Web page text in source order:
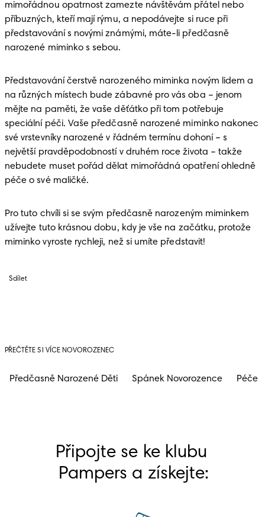
mimořádnou opatrnost zamezte návštěvám přátel nebo
příbuzných, kteří mají rýmu, a nepodávejte si ruce při
představování s novými známými, máte-li předčasně
narozené miminko s sebou.
Představování čerstvě narozeného miminka novým lidem a
na různých místech bude zábavné pro vás oba – jenom
mějte na paměti, že vaše děťátko při tom potřebuje
speciální péči. Vaše předčasně narozené miminko nakonec
své vrstevníky narozené v řádném termínu dohoní – s
největší pravděpodobností v druhém roce života – takže
nebudete muset pořád dělat mimořádná opatření ohledně
péče o své maličké.
Pro tuto chvíli si se svým předčasně narozeným miminkem
užívejte tuto krásnou dobu, kdy je vše na začátku, protože
miminko vyroste rychleji, než si umíte představit!
Sdílet
PŘEČTĚTE SI VÍCE NOVOROZENEC
Předčasně Narozené Děti Spánek Novorozence Péče
Připojte se ke klubu
Pampers a získejte: